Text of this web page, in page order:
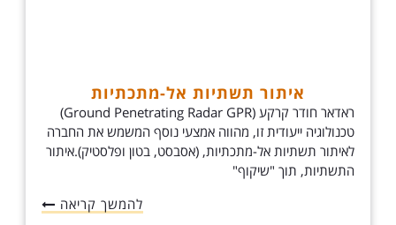
איתור תשתיות אל-מתכתיות
ראדאר חודר קרקע (Ground Penetrating Radar GPR)
טכנולוגיה ייעודית זו, מהווה אמצעי נוסף המשמש את החברה
לאיתור תשתיות אל-מתכתיות, (אסבסט, בטון ופלסטיק).איתור
התשתיות, תוך "שיקוף"
להמשך קריאה